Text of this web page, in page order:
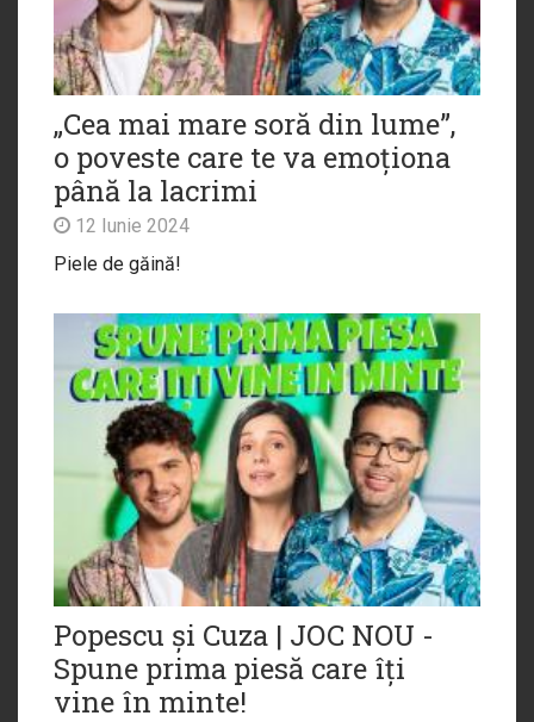
„Cea mai mare soră din lume”,
o poveste care te va emoționa
până la lacrimi
12 Iunie 2024
Piele de găină!
Popescu și Cuza | JOC NOU -
Spune prima piesă care îți
vine în minte!